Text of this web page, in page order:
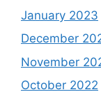
January 2023
December
November
October 2022